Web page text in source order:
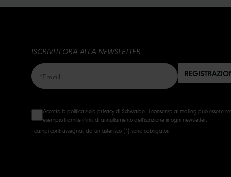
ISCRIVITI ORA ALLA NEWSLETTER
Accetto la politica sulla privacydi Schwalbe. Il consenso al mailing può essere
esempio tramite il link di annullamento dell'iscrizione in ogni newsletter.
I campi contrassegnati da un asterisco (*) sono obbligatori.